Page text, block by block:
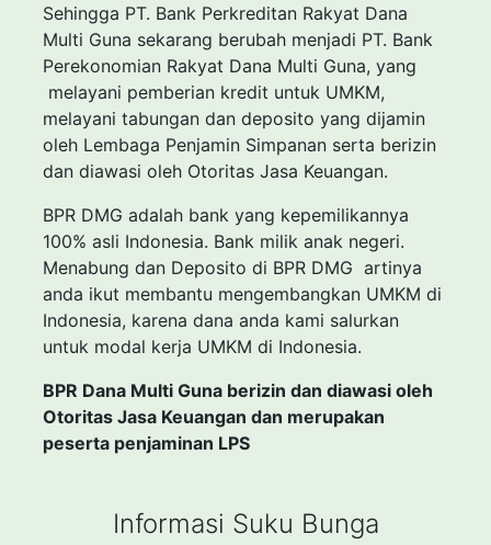
Sehingga PT. Bank Perkreditan Rakyat Dana
Multi Guna sekarang berubah menjadi PT. Bank
Perekonomian Rakyat Dana Multi Guna, yang
melayani pemberian kredit untuk UMKM,
melayani tabungan dan deposito yang dijamin
oleh Lembaga Penjamin Simpanan serta berizin
dan diawasi oleh Otoritas Jasa Keuangan.
BPR DMG adalah bank yang kepemilikannya
100% asli Indonesia. Bank milik anak negeri.
Menabung dan Deposito di BPR DMG artinya
anda ikut membantu mengembangkan UMKM di
Indonesia, karena dana anda kami salurkan
untuk modal kerja UMKM di Indonesia.
BPR Dana Multi Guna berizin dan diawasi oleh
Otoritas Jasa Keuangan dan merupakan
peserta penjaminan LPS
Informasi Suku Bunga